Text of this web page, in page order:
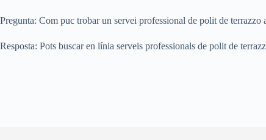
Pregunta: Com puc trobar un servei professional de polit de terrazzo
Resposta: Pots buscar en línia serveis professionals de polit de